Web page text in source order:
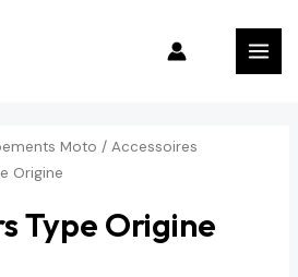
m
Moto /Accessoires
Origine
Type Origine